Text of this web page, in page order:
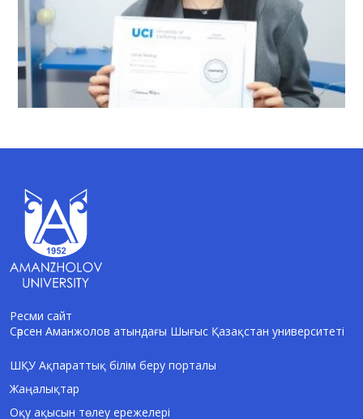
Ресми сайт
Сәрсен Аманжолов атындағы Шығыс Қазақстан университеті
ШҚУ Ақпараттық білім беру порталы
Жаңалықтар
Оқу ақысын төлеу ережелері
AI-Talapker
Сәлем! Мен AI-Talapker — Сәрсен
Аманжолов атындағы Шығыс Қазақстан